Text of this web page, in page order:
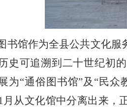
书馆作为全县公共文化
史可追溯到二十世纪初
为“通俗图书馆”及“民
月从文化馆中分离出来，